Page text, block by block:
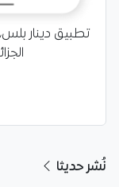
تطبيق دينار
نُشر حديثا